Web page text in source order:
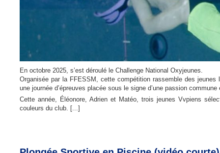
En octobre 2025, s’est déroulé le Challenge National Oxyjeunes.
Organisée par la FFESSM, cette compétition rassemble des
une journée d’épreuves placée sous le signe d’une passion
Cette année, Éléonore, Adrien et Matéo, trois jeunes Vvpiens
couleurs du club.
[...]